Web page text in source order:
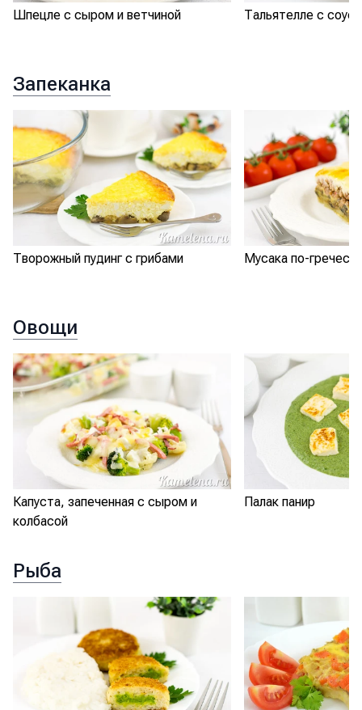
Шпецле с сыром и ветчиной Тальятелле с
Запеканка
Творожный пудинг с грибами Мусака по-гречески
Овощи
Капуста, запеченная с сыром и
колбасой
Палак панир
Рыба